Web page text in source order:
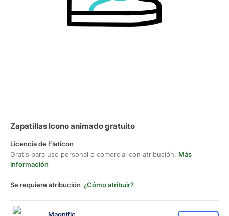
Zapatillas Icono animado gratuito
Licencia de Flaticon
Gratis para uso personal o comercial con atribución. Más
información
Se requiere atribución ¿Cómo atribuir?
Magnific